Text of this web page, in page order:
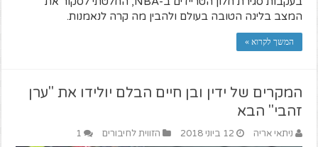
המצב בליגה הטובה בעולם ולהבין מה קרה לנאמנות.
המשך לקרוא »
המקרים של ידין ובן חיים הבלם יולידו את "ערן
זהבי" הבא
ניתאי אריה 12 ביוני 2018 הזווית לחיבורים 1